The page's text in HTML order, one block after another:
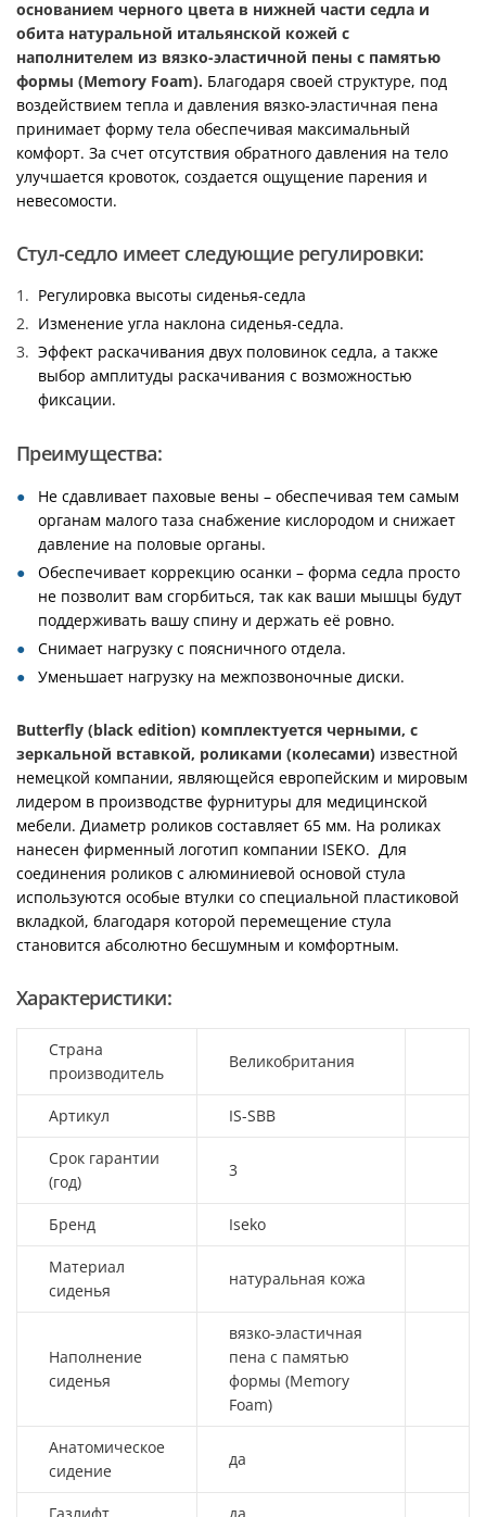
основанием черного цвета в нижней части седла и
обита натуральной итальянской кожей с
наполнителем из вязко-эластичной пены с памятью
формы (Memory Foam). Благодаря своей структуре, под
воздействием тепла и давления вязко-эластичная пена
принимает форму тела обеспечивая максимальный
комфорт. За счет отсутствия обратного давления на тело
улучшается кровоток, создается ощущение парения и
невесомости.
Стул-седло имеет следующие регулировки:
Регулировка высоты сиденья-седла
Изменение угла наклона сиденья-седла.
Эффект раскачивания двух половинок седла, а также
выбор амплитуды раскачивания с возможностью
фиксации.
Преимущества:
Не сдавливает паховые вены – обеспечивая тем самым
органам малого таза снабжение кислородом и снижает
давление на половые органы.
Обеспечивает коррекцию осанки – форма седла просто
не позволит вам сгорбиться, так как ваши мышцы будут
поддерживать вашу спину и держать её ровно.
Снимает нагрузку с поясничного отдела.
Уменьшает нагрузку на межпозвоночные диски.
Butterfly (black edition) комплектуется черными, с
зеркальной вставкой, роликами (колесами) известной
немецкой компании, являющейся европейским и мировым
лидером в производстве фурнитуры для медицинской
мебели. Диаметр роликов составляет 65 мм. На роликах
нанесен фирменный логотип компании ISEKO. Для
соединения роликов с алюминиевой основой стула
используются особые втулки со специальной пластиковой
вкладкой, благодаря которой перемещение стула
становится абсолютно бесшумным и комфортным.
Характеристики:
Страна
производитель
Великобритания
Артикул IS-SBB
Срок гарантии
(год)
3
Бренд Iseko
Материал
сиденья
натуральная кожа
Наполнение
сиденья
вязко-эластичная
пена с памятью
формы (Memory
Foam)
Анатомическое
сидение
да